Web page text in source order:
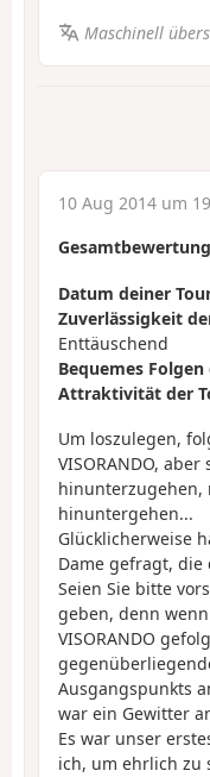
Maschinell
10 Aug 2014 um
Gesamtbewertung
Datum deiner
Zuverlässigkeit
Enttäuschend
Bequemes
Attraktivität der
Um loszulegen,
VISORANDO,
hinunterzugehen,
hinuntergehen...
Glücklicherweise
Dame gefragt,
Seien Sie bitte
geben, denn
VISORANDO
Ausgangspunkts
war ein Gewitter
Es war unser
ich, um ehrlich zu